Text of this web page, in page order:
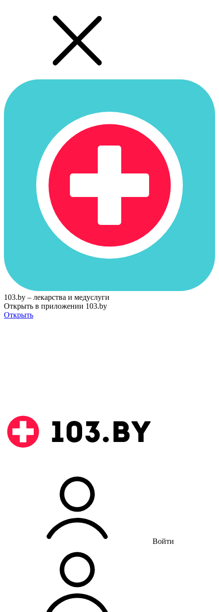
103.by – лекарства и медуслуги
Открыть в приложении 103.by
Открыть
Войти